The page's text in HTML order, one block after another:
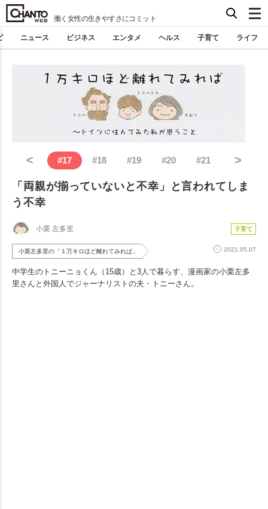
働く女性の生きやすさにコミット
ニュース ビジネス エンタメ ヘルス 子育て ライフ
< #17 #18 #19 #20 #21 >
「両親が揃っていないと不幸」と言われてしま
う不幸
小栗 左多里 子育て
小栗左多里の「１万キロほど離れてみれば」 2021.05.07
中学生のトニーニョくん（15歳）と3人で暮らす、漫画家の小栗左多
里さんと外国人でジャーナリストの夫・トニーさん。